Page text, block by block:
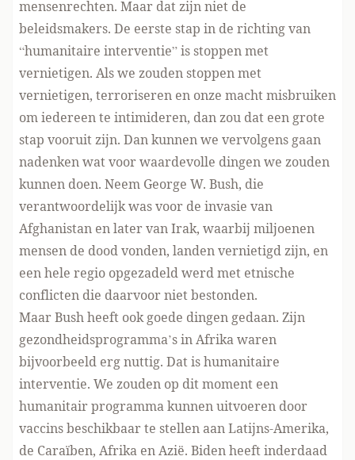
mensenrechten. Maar dat zijn niet de
beleidsmakers. De eerste stap in de richting van
“humanitaire interventie” is stoppen met
vernietigen. Als we zouden stoppen met
vernietigen, terroriseren en onze macht misbruiken
om iedereen te intimideren, dan zou dat een grote
stap vooruit zijn. Dan kunnen we vervolgens gaan
nadenken wat voor waardevolle dingen we zouden
kunnen doen. Neem George W. Bush, die
verantwoordelijk was voor de invasie van
Afghanistan en later van Irak, waarbij miljoenen
mensen de dood vonden, landen vernietigd zijn, en
een hele regio opgezadeld werd met etnische
conflicten die daarvoor niet bestonden.
Maar Bush heeft ook goede dingen gedaan. Zijn
gezondheidsprogramma’s in Afrika waren
bijvoorbeeld erg nuttig. Dat is humanitaire
interventie. We zouden op dit moment een
humanitair programma kunnen uitvoeren door
vaccins beschikbaar te stellen aan Latijns-Amerika,
de Caraïben, Afrika en Azië. Biden heeft inderdaad